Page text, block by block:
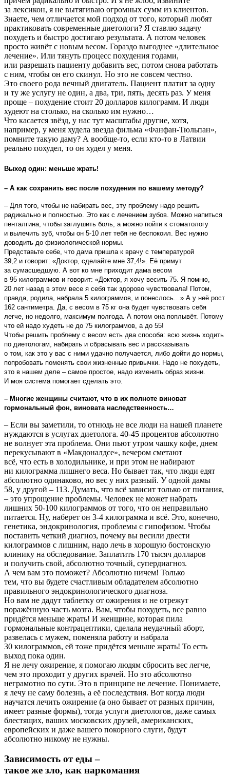
за лексикон, я не вытягиваю огромных сумм из клиентов.
Знаете, чем отличается мой подход от того, который любят
практиковать современные диетологи? Я ставлю задачу
похудеть и быстро достигаю результата. А потом человек
просто живёт с новым весом. Гораздо выгоднее «длительное
лечение». Или тянуть процесс похудения годами,
или разрешать пациенту добавить вес, потом снова работать
с ним, чтобы он его скинул. Но это не совсем честно.
Это своего рода вечный двигатель. Пациент платит за одну
и ту же услугу не один, а два, три, пять, десять раз. У меня
проще – похудение стоит 20 долларов килограмм. И люди
худеют на столько, на сколько им нужно…
Что касается звёзд, у нас тут масштабы другие, хотя,
например, у меня худела звезда фильма «Фанфан-Тюльпан»,
помните такую даму? А вообще-то, если кто-то в Латвии
реально похудел, то он худел у меня.
Выход один: меньше жрать!
– А как сохранить вес после похудения по вашему методу?
– Для того, чтобы не набирать вес, эту проблему надо решить
радикально и полностью. Это как с лечением зубов. Можно напиться
пенталгина, чтобы заглушить боль, а можно пойти к стоматологу
и вылечить зуб, чтобы он 5-10 лет тебя не беспокоил. Вес нужно
доводить до физиологической нормы.
Представьте себе, что дама пришла к врачу с температурой
39,2 и говорит: «Доктор, сделайте мне 37,4!». Её примут
за сумасшедшую. А вот ко мне приходит дама весом
в 95 килограммов и говорит: «Доктор, я хочу весить 75. Я помню,
20 лет назад в этом весе я себя так здорово чувствовала! Потом,
правда, родила, набрала 5 килограммов, и понеслось…» А у неё рост
162 сантиметра. Да, с весом в 75 кг она будет чувствовать себя
легче, но недолго, максимум полгода. А потом она поплывёт. Потому
что ей надо худеть не до 75 килограммов, а до 55!
Чтобы решить проблему с весом есть два способа: всю жизнь ходить
по диетологам, набирать и сбрасывать вес и рассказывать
о том, как это у вас с ними удачно получается, либо дойти до нормы,
попробовать поменять свои жизненные привычки. Надо не похудеть,
это в нашем деле – самое простое, надо изменить образ жизни.
И моя система помогает сделать это.
– Многие женщины считают, что в их полноте виноват
гормональный фон, виновата наследственность…
– Если вы заметили, то отнюдь не все люди на нашей планете
нуждаются в услугах диетолога. 40-45 процентов абсолютно
не волнует эта проблема. Они пьют утром чашку кофе, днем
перекусывают в «Макдоналдсе», вечером сметают
всё, что есть в холодильнике, и при этом не набирают
ни килограмма лишнего веса. Но бывает так, что люди едят
абсолютно одинаково, но вес у них разный. У одной дамы
58, у другой – 113. Думать, что всё зависит только от питания,
– это упрощение проблемы. Человек не может набрать
лишних 50-100 килограммов от того, что он неправильно
питается. Ну, наберет он 3-4 килограмма и всё. Это, конечно,
генетика, эндокринология, проблемы с гипофизом. Чтобы
поставить четкий диагноз, почему вы весили двести
килограммов с лишним, надо лечь в хорошую бостонскую
клинику на обследование. Заплатить 170 тысяч долларов
и получить свой, абсолютно точный, супердиагноз.
А чем вам это поможет? Абсолютно ничем! Только
тем, что вы будете счастливым обладателем абсолютно
правильного эндокринологического диагноза.
Но вам не дадут таблетку от ожирения и не отрежут
поражённую часть мозга. Вам, чтобы похудеть, все равно
придётся меньше жрать! И женщине, которая пила
гормональные контрацептики, сделала неудачный аборт,
развелась с мужем, поменяла работу и набрала
30 килограммов, ей тоже придётся меньше жрать! То есть
выход пока один.
Я не лечу ожирение, я помогаю людям сбросить вес легче,
чем это проходит у других врачей. Но это абсолютно
неграмотно по сути. Это в принципе не лечение. Понимаете,
я лечу не саму болезнь, а её последствия. Вот когда люди
научатся лечить ожирение (а оно бывает от разных причин,
имеет разные формы), тогда услуги диетологов, даже самых
блестящих, ваших московских друзей, американских,
европейских и даже вашего покорного слуги, будут
абсолютно никому не нужны.
Зависимость от еды –
такое же зло, как наркомания